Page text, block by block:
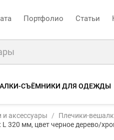
Портфолио Статьи
СЪЁМНИКИ ДЛЯ ОДЕЖДЫ
WS 006-32(черн)
Вешалка деревянная с прищепками для юбок и брюк L 320 мм, цвет черное дерево/хром
Описание Характеристики
и аксессуары
Плечики-
320 мм, цвет черное дерево/